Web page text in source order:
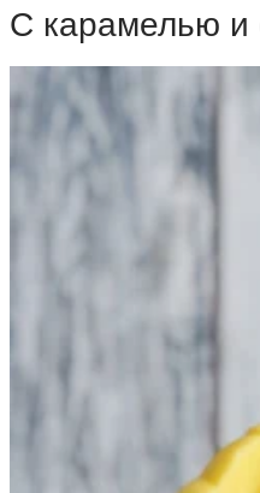
С карамелью и